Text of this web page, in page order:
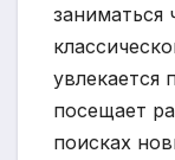
заниматься
увлекается
посещает
поисках